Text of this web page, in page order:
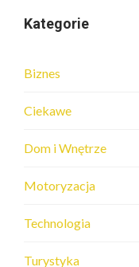
Kategorie
Biznes
Ciekawe
Dom i Wnętrze
Motoryzacja
Technologia
Turystyka